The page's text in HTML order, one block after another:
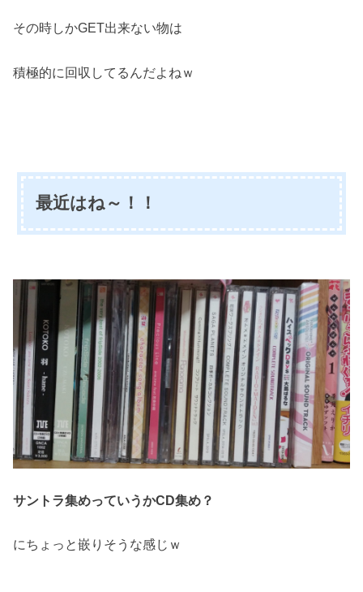
その時しかGET出来ない物は
積極的に回収してるんだよねｗ
最近はね～！！
サントラ集めっていうかCD集め？
にちょっと嵌りそうな感じｗ